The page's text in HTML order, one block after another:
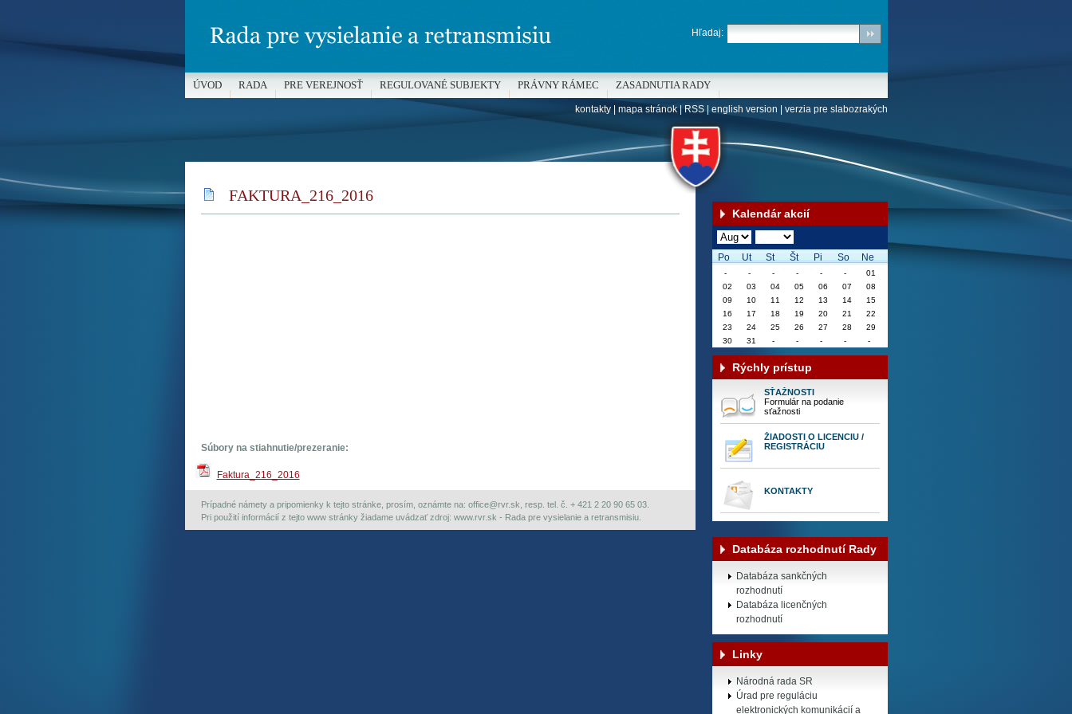
FAKTURA_216_2016
Súbory na stiahnutie/prezeranie:
Faktura_216_2016
Prípadné námety a pripomienky k tejto stránke, prosím, oznámte na: office@rvr.sk, resp. tel. č. + 421 2 20 90 65 03.
Pri použití informácií z tejto www stránky žiadame uvádzať zdroj: www.rvr.sk - Rada pre vysielanie a retransmisiu.
Kalendár akcií
Po Ut St Št Pi So Ne
Rýchly prístup
SŤAŽNOSTI
Formulár na podanie
sťažnosti
ŽIADOSTI O LICENCIU /
REGISTRÁCIU
KONTAKTY
Databáza rozhodnutí Rady
Databáza sankčných
rozhodnutí
Databáza licenčných
rozhodnutí
Linky
Národná rada SR
Úrad pre reguláciu
elektronických komunikácií a
Hľadaj:
ÚVOD RADA PRE VEREJNOSŤ REGULOVANÉ SUBJEKTY PRÁVNY RÁMEC ZASADNUTIA RADY
kontakty| mapa stránok|RSS| english version verzia pre slabozrakých